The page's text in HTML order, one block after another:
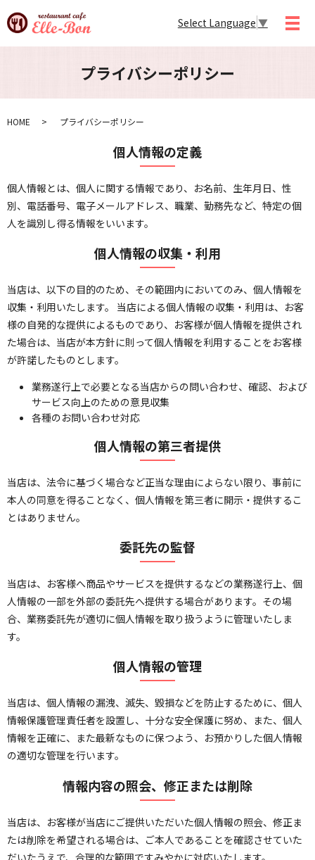
メ
Select Language ▼
プライバシーポリシー
HOME プライバシーポリシー
個人情報の定義
個人情報とは、個人に関する情報であり、お名前、生年月日、性
別、電話番号、電子メールアドレス、職業、勤務先など、特定の個
人を識別し得る情報をいいます。
個人情報の収集・利用
当店は、以下の目的のため、その範囲内においてのみ、個人情報を
収集・利用いたします。 当店による個人情報の収集・利用は、お客
様の自発的な提供によるものであり、お客様が個人情報を提供され
た場合は、当店が本方針に則って個人情報を利用することをお客様
が許諾したものとします。
業務遂行上で必要となる当店からの問い合わせ、確認、および
サービス向上のための意見収集
各種のお問い合わせ対応
個人情報の第三者提供
当店は、法令に基づく場合など正当な理由によらない限り、事前に
本人の同意を得ることなく、個人情報を第三者に開示・提供するこ
とはありません。
委託先の監督
当店は、お客様へ商品やサービスを提供するなどの業務遂行上、個
人情報の一部を外部の委託先へ提供する場合があります。その場
合、業務委託先が適切に個人情報を取り扱うように管理いたしま
す。
個人情報の管理
当店は、個人情報の漏洩、滅失、毀損などを防止するために、個人
情報保護管理責任者を設置し、十分な安全保護に努め、また、個人
情報を正確に、また最新なものに保つよう、お預かりした個人情報
の適切な管理を行います。
情報内容の照会、修正または削除
当店は、お客様が当店にご提供いただいた個人情報の照会、修正ま
たは削除を希望される場合は、ご本人であることを確認させていた
だいたうえで、合理的な範囲ですみやかに対応いたします。